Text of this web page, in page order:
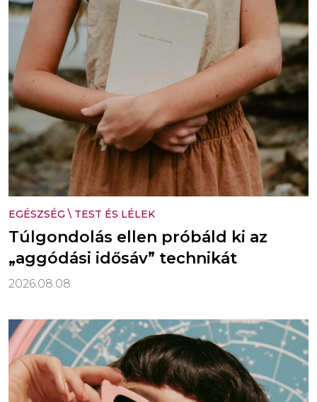
EGÉSZSÉG \ TEST ÉS LÉLEK
Túlgondolás ellen próbáld ki az
„aggódási idősáv” technikát
2026.08.08.